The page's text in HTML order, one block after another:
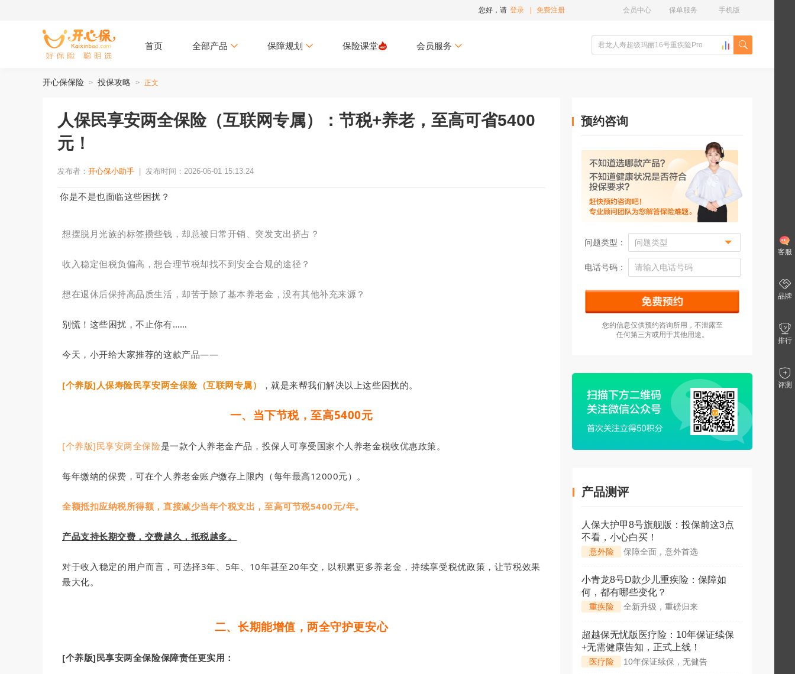
您好，请 登录 免费注册 手机版
保单服务
会员中心
首页 全部产品 保障规划 保险课堂 会员服务
开心保保险 > 投保攻略 > 正文
人保民享安两全保险（互联网专属）：节税+养老，至高可省5400
元！
发布者： 开心保小助手 发布时间：2026-06-01 15:13:24
你是不是也面临这些困扰？
想摆脱月光族的标签攒些钱，却总被日常开销、突发支出挤占？
收入稳定但税负偏高，想合理节税却找不到安全合规的途径？
想在退休后保持高品质生活，却苦于除了基本养老金，没有其他补充来源？
别慌！这些困扰，不止你有……
今天，小开给大家推荐的这款产品——
[个养版]人保寿险民享安两全保险（互联网专属） ，就是来帮我们解决以上这些困扰的。
一、当下节税，至高5400元
[个养版]民享安两全保险是一款个人养老金产品，投保人可享受国家个人养老金税收优惠政策。
每年缴纳的保费，可在个人养老金账户缴存上限内（每年最高12000元）。
全额抵扣应纳税所得额，直接减少当年个税支出，至高可节税5400元/年。
产品支持长期交费，交费越久，抵税越多。
对于收入稳定的用户而言，可选择3年、5年、10年甚至20年交，以积累更多养老金，持续享受税优政策，让节税效果
最大化。
二、长期能增值，两全守护更安心
[个养版]民享安两全保险保障责任更实用：
预约咨询
问题类型：
电话号码：
您的信息仅供预约咨询所用，不泄露至
任何第三方或用于其他用途。
产品测评
人保大护甲8号旗舰版：投保前这3点
不看，小心白买！
意外险 保障全面，意外首选
小青龙8号D款少儿重疾险：保障如
何，都有哪些变化？
重疾险 全新升级，重磅归来
超越保无忧版医疗险：10年保证续保
+无需健康告知，正式上线！
医疗险 10年保证续保，无健告
客服
品牌
排行
评测